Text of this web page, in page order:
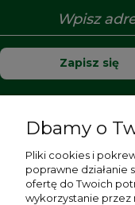
Zapisz się
Moje konto
Dbamy o
Pliki cookies i
poprawne działanie
ofertę do Twoich
wykorzystanie przez